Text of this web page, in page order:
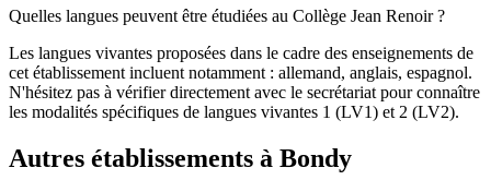
Quelles langues peuvent être étudiées au Collège Jean Renoir ?
Les langues vivantes proposées dans le cadre des enseignements de
cet établissement incluent notamment : allemand, anglais, espagnol.
N'hésitez pas à vérifier directement avec le secrétariat pour connaître
les modalités spécifiques de langues vivantes 1 (LV1) et 2 (LV2).
Autres établissements à Bondy